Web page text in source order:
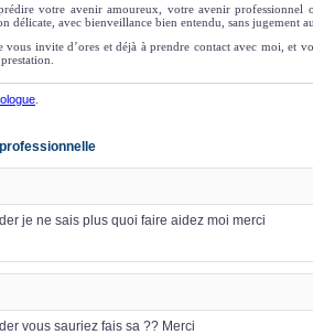
votre avenir amoureux, votre avenir professionnel
délicate, avec bienveillance bien entendu, sans jugement
vous invite d’ores et déjà à prendre contact avec moi, et
je ne sais plus quoi faire aidez moi merci
vous sauriez fais sa ?? Merci